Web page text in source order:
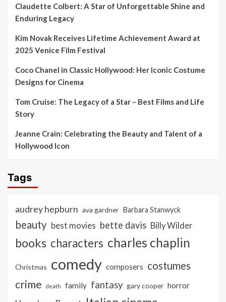
Claudette Colbert: A Star of Unforgettable Shine and
Enduring Legacy
Kim Novak Receives Lifetime Achievement Award at
2025 Venice Film Festival
Coco Chanel in Classic Hollywood: Her Iconic Costume
Designs for Cinema
Tom Cruise: The Legacy of a Star – Best Films and Life
Story
Jeanne Crain: Celebrating the Beauty and Talent of a
Hollywood Icon
Tags
audrey hepburn ava gardner Barbara Stanwyck
beauty best movies bette davis Billy Wilder
books characters charles chaplin
Christmas comedy composers costumes
crime death family fantasy gary cooper horror